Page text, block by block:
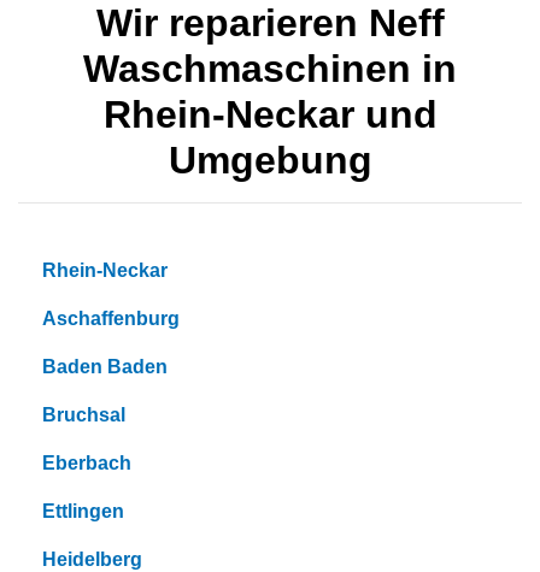
Wir reparieren Neff
Waschmaschinen in
Rhein-Neckar und
Umgebung
Rhein-Neckar
Aschaffenburg
Baden Baden
Bruchsal
Eberbach
Ettlingen
Heidelberg